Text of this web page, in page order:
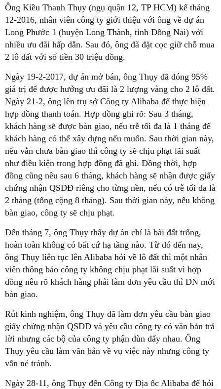
Ông Kiều Thanh Thụy (ngụ quận 12, TP HCM) kể tháng
12-2016, nhân viên công ty giới thiệu với ông về dự án
Long Phước 1 (huyện Long Thành, tỉnh Đồng Nai) với
nhiều ưu đãi hấp dẫn. Sau đó, ông đã đặt cọc giữ chỗ mua
2 lô đất với số tiền 30 triệu đồng.
Ngày 19-2-2017, dự án mở bán, ông Thụy đã đóng 95%
giá trị để được hưởng ưu đãi là 2 lượng vàng cho 2 lô đất.
Ngày 21-2, ông lên trụ sở Công ty Alibaba để thực hiện
hợp đồng thanh toán. Hợp đồng ghi rõ: Sau 3 tháng,
khách hàng sẽ được bàn giao, nếu trễ tối đa là 1 tháng để
khách hàng có thể xây dựng nếu muốn. Sau thời gian này,
nếu vẫn chưa bàn giao thì công ty sẽ chịu phạt lãi suất
như điều kiện trong hợp đồng đã ghi. Đồng thời, hợp
đồng cũng nêu sau 6 tháng, khách hàng sẽ nhận được giấy
chứng nhận QSDĐ riêng cho từng nền, nếu có trễ tối đa là
2 tháng (tổng cộng 8 tháng). Sau thời gian này, nếu không
bàn giao, công ty sẽ chịu phạt.
Đến tháng 7, ông Thụy thấy dự án chỉ là bãi đất trống,
hoàn toàn không có bất cứ hạ tầng nào. Từ đó đến nay,
ông Thụy liên tục lên Alibaba hỏi về lô đất thì một nhân
viên thông báo công ty không chịu phạt lãi suất vì hợp
đồng nêu rõ khách hàng phải làm đơn yêu cầu thì DN mới
bàn giao.
Rút kinh nghiệm, ông Thụy đã làm đơn yêu cầu bàn giao
giấy chứng nhận QSDĐ và yêu cầu công ty có văn bản trả
lời nhưng các bộ của công ty phận đùn đẩy nhau. Ông
Thụy yêu cầu làm văn bản về vụ việc này nhưng công ty
vẫn né tránh.
Ngày 28-11, ông Thụy đến Công ty Địa ốc Alibaba để hỏi